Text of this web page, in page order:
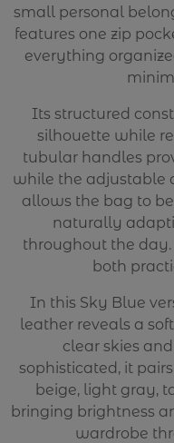
small personal
features one zip
everything
Its structured
silhouette while
tubular handles
while the adjustable
allows the bag to
naturally
throughout the day.
both
In this Sky Blue
leather reveals a
clear skies
sophisticated, it
beige, light gray,
bringing brightness
wardrobe